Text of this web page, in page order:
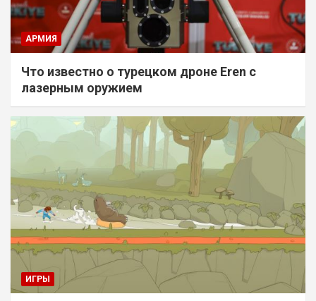
АРМИЯ
Что известно о турецком дроне Eren с
лазерным оружием
ИГРЫ